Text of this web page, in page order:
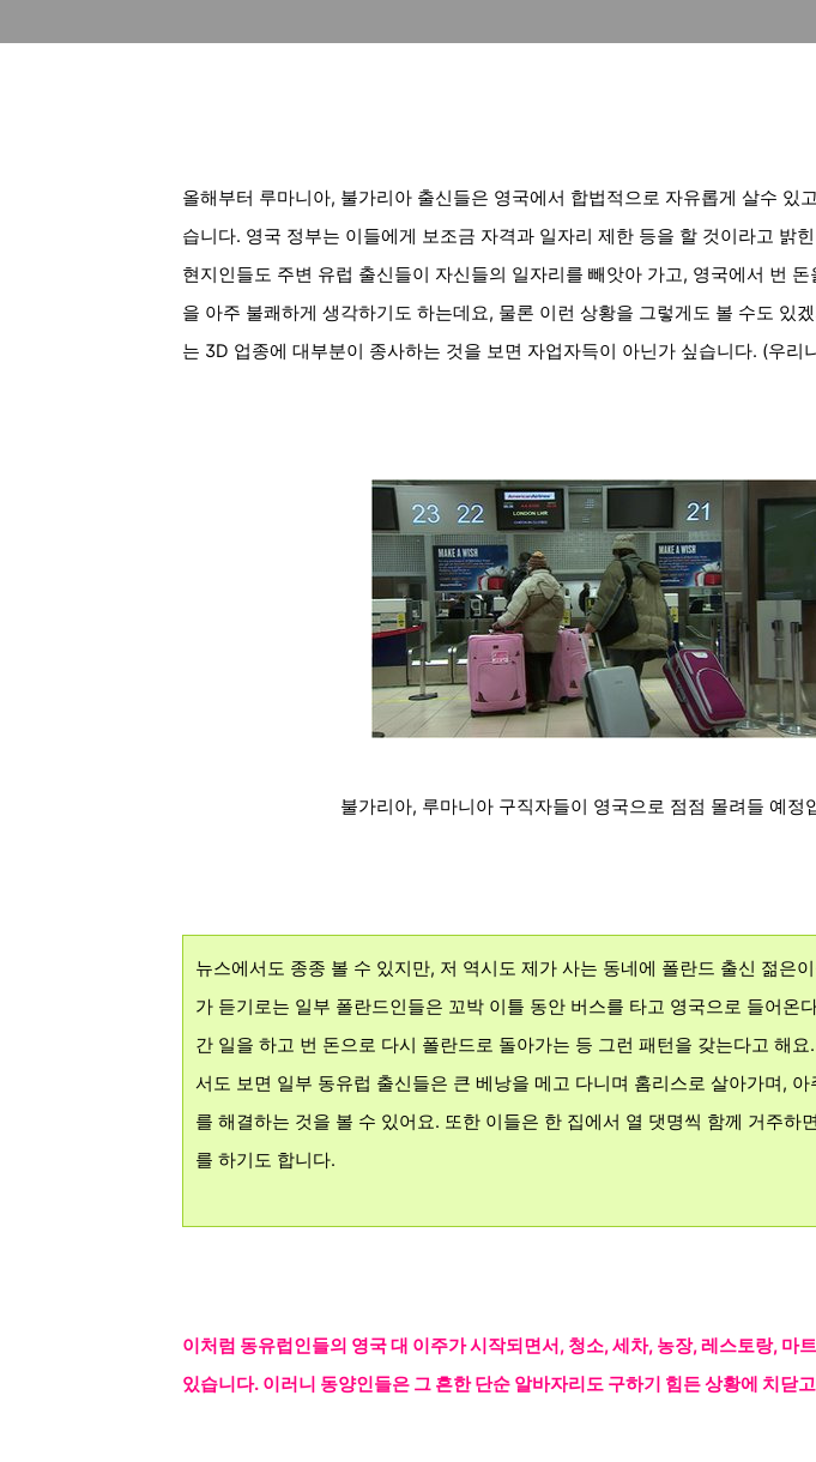
올해부터 루마니아, 불가리아 출신들은 영국에서 합법적으로 자유롭게 살수 있
습니다. 영국 정부는 이들에게 보조금 자격과 일자리 제한 등을 할 것이라고 밝
현지인들도 주변 유럽 출신들이 자신들의 일자리를 빼앗아 가고, 영국에서 번
을 아주 불쾌하게 생각하기도 하는데요, 물론 이런 상황을 그렇게도 볼 수도 있
는 3D 업종에 대부분이 종사하는 것을 보면 자업자득이 아닌가 싶습니다. (우리
불가리아, 루마니아 구직자들이 영국으로 점점 몰려들 예정
뉴스에서도 종종 볼 수 있지만, 저 역시도 제가 사는 동네에 폴란드 출신 젊은
가 듣기로는 일부 폴란드인들은 꼬박 이틀 동안 버스를 타고 영국으로 들어온
간 일을 하고 번 돈으로 다시 폴란드로 돌아가는 등 그런 패턴을 갖는다고 해요
서도 보면 일부 동유럽 출신들은 큰 베낭을 메고 다니며 홈리스로 살아가며, 아
를 해결하는 것을 볼 수 있어요. 또한 이들은 한 집에서 열 댓명씩 함께 거주하
를 하기도 합니다.
이처럼 동유럽인들의 영국대 이주가 시작되면서, 청소, 세차, 농장, 레스토랑, 마트
있습니다. 이러니 동양인들은 그 흔한단순 알바자리도 구하기 힘든 상황에 치닫